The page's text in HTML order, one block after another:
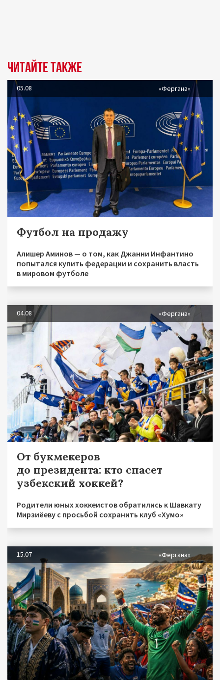
Читайте также
05.08 «Фергана»
Футбол на продажу
Алишер Аминов — о том, как Джанни Инфантино
попытался купить федерации и сохранить власть
в мировом футболе
04.08 «Фергана»
От букмекеров
до президента: кто спасет
узбекский хоккей?
Родители юных хоккеистов обратились к Шавкату
Мирзиёеву с просьбой сохранить клуб «Хумо»
15.07 «Фергана»